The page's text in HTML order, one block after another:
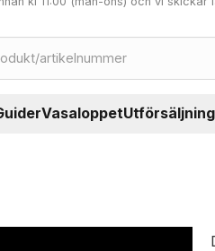
VasaloppetUtförsäljning